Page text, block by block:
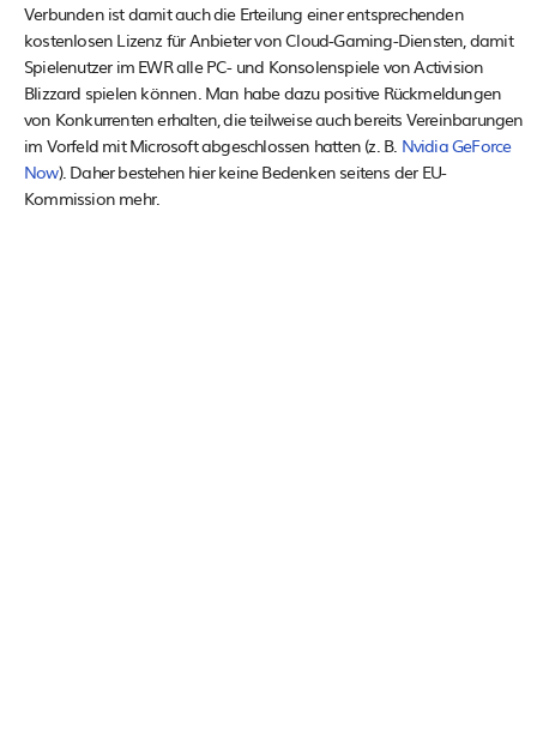
Verbunden ist damit auch die Erteilung einer entsprechenden
kostenlosen Lizenz für Anbieter von Cloud-Gaming-Diensten, damit
Spielenutzer im EWR alle PC- und Konsolenspiele von Activision
Blizzard spielen können. Man habe dazu positive Rückmeldungen
von Konkurrenten erhalten, die teilweise auch bereits Vereinbarungen
im Vorfeld mit Microsoft abgeschlossen hatten (z. B. Nvidia GeForce
Now). Daher bestehen hier keine Bedenken seitens der EU-
Kommission mehr.